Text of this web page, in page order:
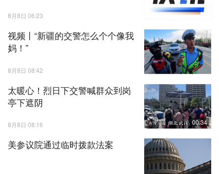
8月8日 06:23
视频丨“新疆的交警怎么个个像我
妈！”
8月8日 08:42
太暖心！烈日下交警喊群众到岗
亭下遮阴
8月8日 08:16 00:34
美参议院通过临时拨款法案